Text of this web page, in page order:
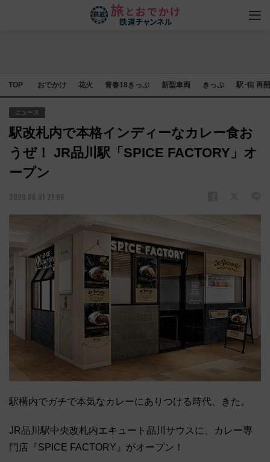
TOP おでかけ 花火 青春18きっぷ 新型車両 きっぷ 駅･街 再
ニュース
駅改札内で本格インディーなカレー食お
うぜ！ JR品川駅「SPICE FACTORY」オ
ープン
2020.06.01 21:06
駅構内でガチで本気なカレーにありつける時代、きた。
JR品川駅中央改札内エキュート品川サウスに、カレー専
門店『SPICE FACTORY』がオープン！